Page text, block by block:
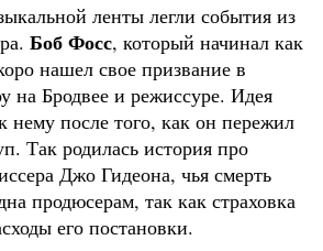
ленты легли события из
Боб Фосс, который начинал как
нашел свое призвание в
на Бродвее и режиссуре. Идея
после того, как он пережил
Так родилась история про
Джо Гидеона, чья смерть
продюсерам, так как страховка
его постановки.